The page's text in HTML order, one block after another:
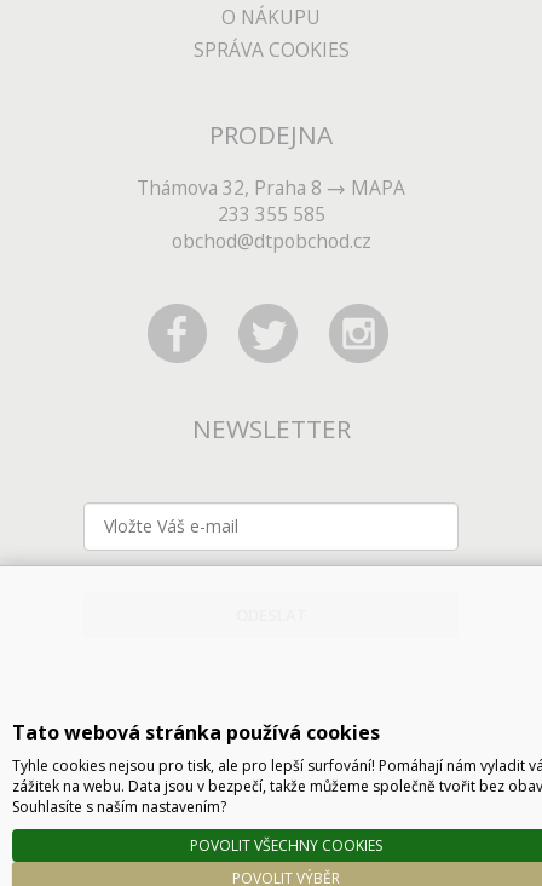
O NÁKUPU
SPRÁVA COOKIES
PRODEJNA
Thámova 32, Praha 8
MAPA
233 355 585
obchod@dtpobchod.cz
NEWSLETTER
Technické řešení © 2026 CyberSoft s.r.o.
Podle zákona o evidenci tržeb je prodávající povinen vystavit kupujícímu účtenku. Zároveň
Tato webová stránka používá cookies
Tyhle cookies nejsou pro tisk, ale pro lepší surfování! Pomáhají nám vyladit
zážitek na webu. Data jsou v bezpečí, takže můžeme společně tvořit bez
Souhlasíte s naším nastavením?
POVOLIT VÝBĚR
POVOLIT VŠECHNY COOKIES